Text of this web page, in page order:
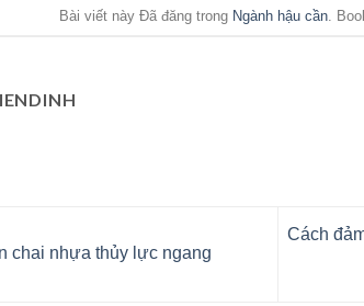
Bài viết này Đã đăng trong Ngành hậu cần .
chai nhựa thủy lực ngang
Cách